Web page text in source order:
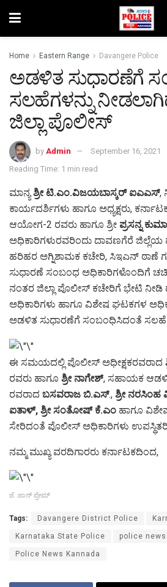
Home Eastern Range Davangere Police
ಅಡಳಿತ ಸುಧಾರಣೆಗೆ
ಸಲಹೆಗಳನ್ನು
ಜಿಲ್ಲಾ ಪೊಲೀಸ್
by Admin
September 16, 2021
Reading Time: 1 min read
ಮಾನ್ಯಶ್ರೀ ಟಿ.ಎಂ.ವಿಜಯಬಾಸ್ಕರ್ ಐಎಎಸ್,
ಕಾರ್ಯದರ್ಶಿಗಳು ಹಾಗೂ ಅಧ್ಯಕ್ಷರು,
ಆಯೋಗ-2 ರವರು ಹಾಗೂ ಶ್ರೀ ಪ್ರಸನ್ನ
ಅಧಿಕಾರಿಗಳುರವರಿಂದು ದಾವಣಗೆರೆ ಜಿಲ್ಲೆಯ
ಹರಿಹರ ಅಗ್ನಿಶಾಮಕ ಕಚೇರಿ, ಸಿಇಎನ್ ಠಾಣೆ
ಸುಧಾರಣೆ ಸಂಬಂಧ ಅಧಿಕಾರಿಗಳೊಂದಿಗೆ
ನಂತರ ಜಿಲ್ಲಾ ಪೊಲೀಸ್ ಕಚೇರಿಗೆ ಭೇಟಿ
ಅಧಿಕಾರಿಗಳು ಹಾಗೂ ವಿಶೇಷ ಘಟಕಗಳ
ಅಡಳಿತ ಸುಧಾರಣೆಗೆ ಸಂಬಂಧಿಸಿದಂತೆ
ಈ ಸಮಯದಲ್ಲಿ ಪೊಲೀಸ್ ಅಧೀಕ್ಷಕರವರಾದ
ರವರು ಹಾಗೂ ಶ್ರೀ ನಾಗೇಶ್, ಸಹಾಯಕ
ರವರಾದ ಬಸವರಾಜ ಬಿ.ಎಸ್., ಶ್ರೀ ನರಸಿಂಹ
ಐತಾಳ್, ಶ್ರೀ ಸಂತೋಷ್ ಕೆ.ಎಂ ಹಾಗೂ
ಸೇರಿದಂತೆ ಪೊಲೀಸ್ ಅಧಿಕಾರಿಗಳು
ನಮ್ಮ ಮುಖ್ಯ ವರದಿಗಾರರು ಕರ್ನಾಟಕದಿಂದ,
ಜೆ .ಜಾನ್ ಪ್ರೇಮ್
Tags: Davangere District Police
Karnataka State Police police news
Police News Kannada